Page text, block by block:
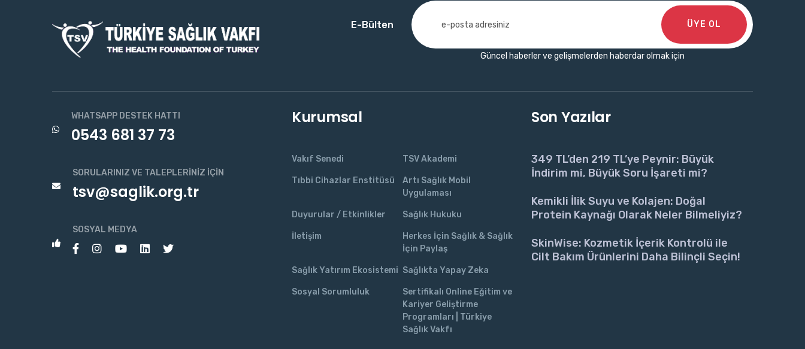
E-Bülten
Güncel haberler ve gelişmelerden haberdar olmak için
ÜYE OL
WHATSAPP DESTEK HATTI
0543 681 37 73
SORULARINIZ VE TALEPLERINIZ İÇIN
tsv@saglik.org.tr
SOSYAL MEDYA
Kurumsal
Vakıf Senedi TSV Akademi
Tıbbi Cihazlar Enstitüsü
Artı Sağlık Mobil
Uygulaması
Duyurular / Etkinlikler Sağlık Hukuku
İletişim
Herkes İçin Sağlık & Sağlık
İçin Paylaş
Sağlık Yatırım Ekosistemi Sağlıkta Yapay Zeka
Sosyal Sorumluluk
Sertifikalı Online Eğitim ve
Kariyer Geliştirme
Programları | Türkiye
Sağlık Vakfı
Son Yazılar
349 TL’den 219 TL’ye Peynir: Büyük
İndirim mi, Büyük Soru İşareti mi?
Kemikli İlik Suyu ve Kolajen: Doğal
Protein Kaynağı Olarak Neler Bilmeliyiz?
SkinWise: Kozmetik İçerik Kontrolü ile
Cilt Bakım Ürünlerini Daha Bilinçli Seçin!